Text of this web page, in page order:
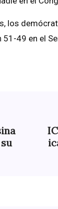
los
49 en el